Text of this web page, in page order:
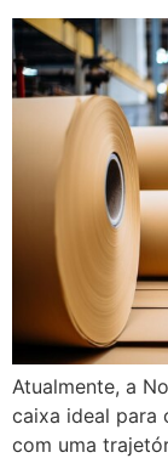
Atualmente, a
caixa ideal para
com uma